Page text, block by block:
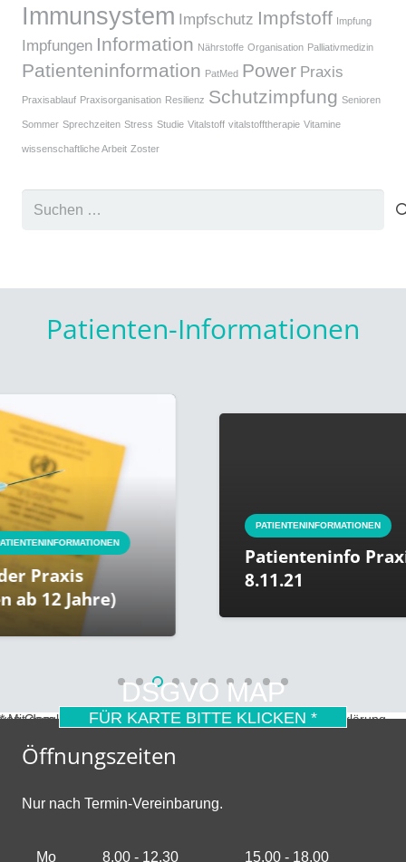
Immunsystem Impfschutz Impfstoff Impfung
Impfungen Information Nährstoffe Organisation Palliativmedizin
Patienteninformation PatMed Power Praxis
Praxisablauf Praxisorganisation Resilienz Schutzimpfung Senioren
Sommer Sprechzeiten Stress Studie Vitalstoff vitalstofftherapie Vitamine
wissenschaftliche Arbeit Zoster
Patienten-Informationen
Jahre)
PATIENTENINFORMATIONEN
Patienteninfo
8.11.21
DSGVO MAP
FÜR KARTE BITTE KLICKEN *
* Mit dem Laden der Karte akzeptierst du die Datenschutzerklärung von Google. Mehr erfahren
Öffnungszeiten
Nur nach Termin-Vereinbarung.
Mo 8.00 - 12.30 15.00 - 18.00